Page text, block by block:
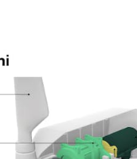
VASTUULLISUUS